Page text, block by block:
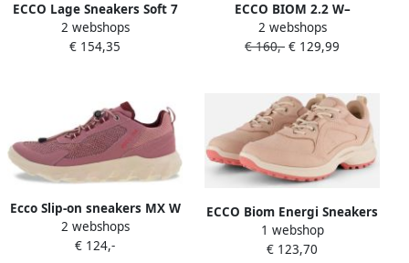
ECCO Lage Sneakers Soft 7
Easy Slip Low
2 webshops
€ 154,35
ECCO BIOM 2.2 W–
Schoenen–Vrouwen–Roze–
38
2 webshops
€ 160,- € 129,99
Ecco Slip-on sneakers MX W
Trekking schoen slipper
met schokabsorberende
2 webshops
€ 124,-
ECCO Biom Energi Sneakers
roze Nubuck Dames
1 webshop
€ 123,70